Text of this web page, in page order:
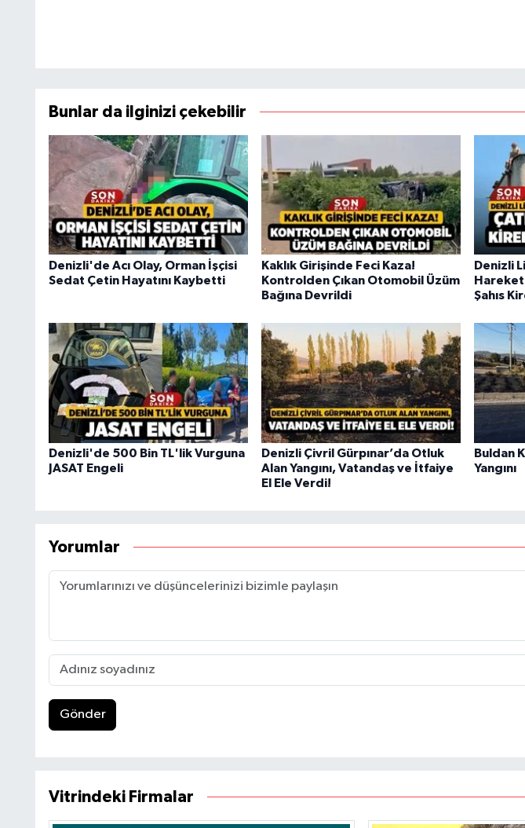
Bunlar da ilginizi çekebilir
Denizli'de Acı Olay, Orman İşçisi
Sedat Çetin Hayatını Kaybetti
Kaklık Girişinde Feci Kaza!
Kontrolden Çıkan Otomobil Üzüm
Bağına Devrildi
Denizli
Şahıs
Denizli'de 500 Bin TL'lik Vurguna
JASAT Engeli
Denizli Çivril Gürpınar’da Otluk
Alan Yangını, Vatandaş ve İtfaiye
El Ele Verdi!
Buldan
Yangını
Yorumlar
Gönder
Vitrindeki Firmalar